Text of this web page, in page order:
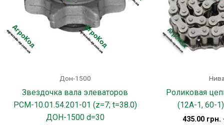
Дон-1500
Звездочка вала элеваторов
РСМ-10.01.54.201-01 (z=7; t=38.0)
ДОН-1500 d=30
Роликовая
(12А-1, 60-
435.00 грн.